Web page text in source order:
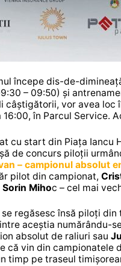
începe dis-de-
– 09:50) și
câștigătorii, vor avea loc
în Parcul Service.
cu start din Piața Iancu
de concurs piloții
– campionul absolut
pilot din campionat,
Sorin Mihoc – cel mai
regăsesc însă piloți
aceștia numărându-
absolut de raliuri sau
că vin din
timp pe traseul